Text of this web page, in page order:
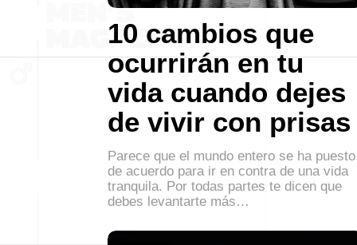
10 cambios que
ocurrirán en tu
vida cuando dejes
de vivir con prisas
Parece que el mundo entero se ha puesto
de acuerdo para ir en contra de una vida
tranquila. Por todas partes te dicen que
debes levantarte más…